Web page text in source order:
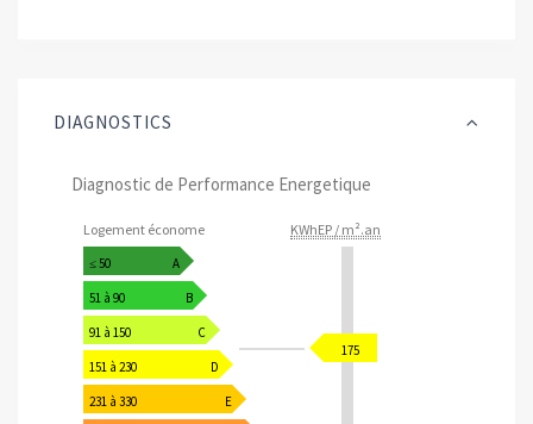
DIAGNOSTICS
Diagnostic de Performance Energetique
Logement économe KWhEP / m².an
≤ 50 A
51 à 90 B
91 à 150 C
151 à 230 D
231 à 330 E
175